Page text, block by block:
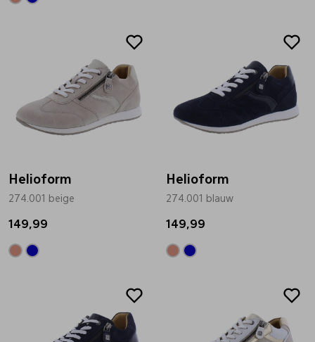
Helioform
274.001 beige
149,99
Helioform
274.001 blauw
149,99